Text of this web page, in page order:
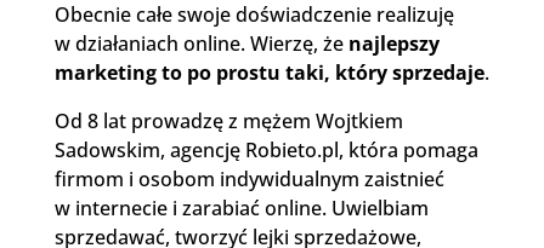
Obecnie całe swoje doświadczenie realizuję
w działaniach online. Wierzę, że najlepszy
marketing to po prostu taki, który sprzedaje.
Od 8 lat prowadzę z mężem Wojtkiem
Sadowskim, agencję Robieto.pl, która pomaga
firmom i osobom indywidualnym zaistnieć
w internecie i zarabiać online. Uwielbiam
sprzedawać, tworzyć lejki sprzedażowe,